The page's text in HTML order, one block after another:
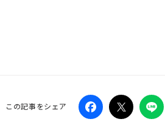
この記事をシェア